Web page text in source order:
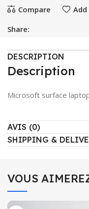
Compare
Share:
DESCRIPTION
Description
Microsoft surface
AVIS (0)
SHIPPING &
VOUS